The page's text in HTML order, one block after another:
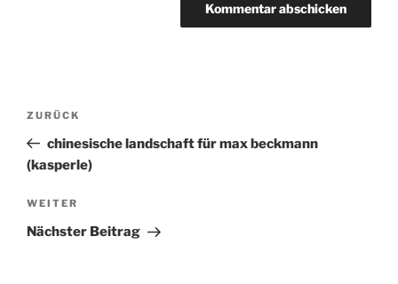
Beitragsnavigation
Vorheriger
Beitrag
ZURÜCK
chinesische landschaft für max beckmann
(kasperle)
Nächster
Beitrag
WEITER
Nächster Beitrag